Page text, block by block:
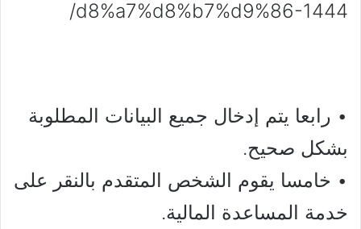
d8%a7%d8%b7%d9%86-1444/
• رابعا يتم إدخال جميع البيانات المطلوبة
بشكل صحيح.
• خامسا يقوم الشخص المتقدم بالنقر على
خدمة المساعدة المالية.